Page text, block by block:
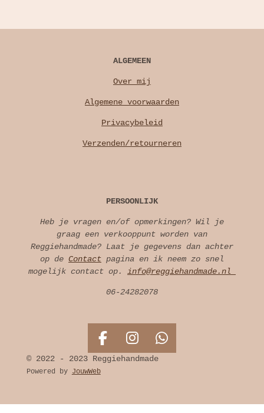
ALGEMEEN
Over mij
Algemene voorwaarden
Privacybeleid
Verzenden/retourneren
PERSOONLIJK
Heb je vragen en/of opmerkingen? Wil je
graag een verkooppunt worden van
Reggiehandmade? Laat je gegevens dan achter
op de Contact pagina en ik neem zo snel
mogelijk contact op. info@reggiehandmade.nl
06-24282078
F
a
b
I
n
a
W
s
© 2022 - 2023 Reggiehandmade
Powered by JouwWeb